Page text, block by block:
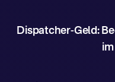
Dispatcher-Geld: